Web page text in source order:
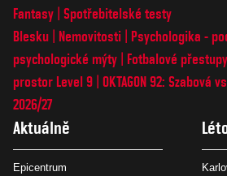
Fantasy Spotřebitelské testy
Blesku
Nemovitosti
Psychologika -
psychologické mýty
Fotbalové přestupy
prostor Level 9 OKTAGON 92: Szabová
2026/27
Aktuálně
Epicentrum